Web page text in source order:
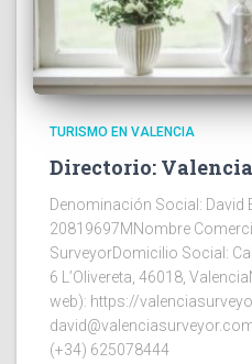
TURISMO EN VALENCIA
Directorio:
Denominación Social: David
20819697MNombre
SurveyorDomicilio Social:
6 L’Olivereta, 46018,
web): https://
(+34) 625078444